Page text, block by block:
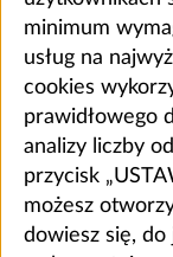
minimum
usług na
cookies
prawidłowego
analizy liczby
przycisk
możesz
dowiesz się,